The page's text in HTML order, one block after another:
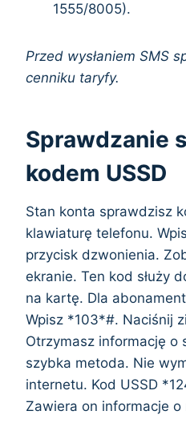
1555/8005).
Przed wysłaniem SMS
cenniku taryfy.
Sprawdzanie
kodem USSD
Stan konta sprawdzisz
klawiaturę telefonu.
przycisk dzwonienia.
ekranie. Ten kod służy
na kartę. Dla
Wpisz *103*#. Naciśnij
Otrzymasz informację o
szybka metoda. Nie
internetu. Kod USSD
Zawiera on informacje o